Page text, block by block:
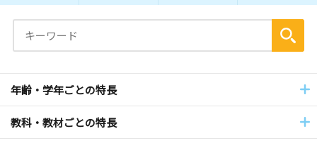
年齢・学年ごとの特長
教科・教材ごとの特長